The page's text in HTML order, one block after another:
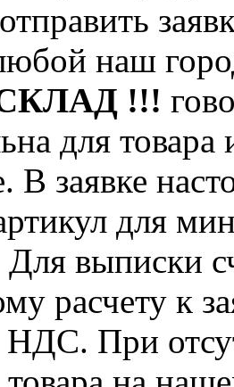
наш
!!!
для
В заявке
для
Для выписки
расчету к
НДС. При